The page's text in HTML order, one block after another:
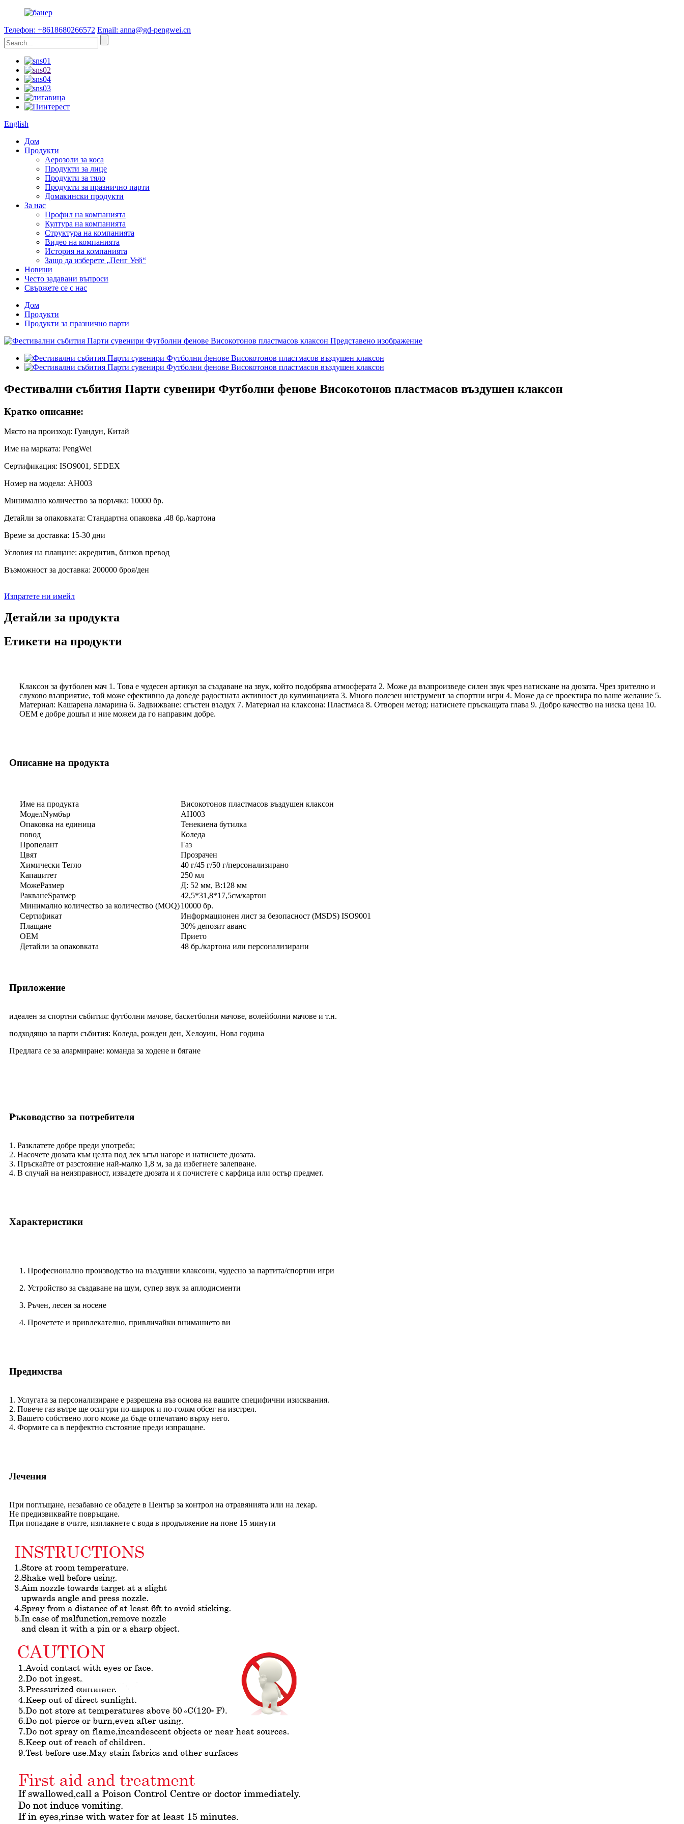
Телефон: +8618680266572 Email: anna@gd-pengwei.cn
English
Дом
Продукти
Аерозоли за коса
Продукти за лице
Продукти за тяло
Продукти за празнично парти
Домакински продукти
За нас
Профил на компанията
Култура на компанията
Структура на компанията
Видео на компанията
История на компанията
Защо да изберете „Пенг Уей“
Новини
Често задавани въпроси
Свържете се с нас
Дом
Продукти
Продукти за празнично парти
Фестивални събития Парти сувенири Футболни фенове Високотонов пластмасов въздушен клаксон
Кратко описание:
Място на произход: Гуандун, Китай
Име на марката: PengWei
Сертификация: ISO9001, SEDEX
Номер на модела: AH003
Минимално количество за поръчка: 10000 бр.
Детайли за опаковката: Стандартна опаковка .48 бр./картона
Време за доставка: 15-30 дни
Условия на плащане: акредитив, банков превод
Възможност за доставка: 200000 броя/ден
Изпратете ни имейл
Детайли за продукта
Етикети на продукти
Клаксон за футболен мач 1. Това е чудесен артикул за създаване на звук, който подобрява атмосферата 2. Може да възпроизведе силен звук чрез натискане на дюзата. Чрез зрително и
слухово възприятие, той може ефективно да доведе радостната активност до кулминацията 3. Много полезен инструмент за спортни игри 4. Може да се проектира по ваше желание 5.
Материал: Кашарена ламарина 6. Задвижване: сгъстен въздух 7. Материал на клаксона: Пластмаса 8. Отворен метод: натиснете пръскащата глава 9. Добро качество на ниска цена 10.
OEM е добре дошъл и ние можем да го направим добре.
Описание на продукта
Име на продукта
Високотонов пластмасов въздушен клаксон
МоделNумбър
AH003
Опаковка на единица
Тенекиена бутилка
повод
Коледа
Пропелант
Газ
Цвят
Прозрачен
Химически Тегло
40 г/45 г/50 г/персонализирано
Капацитет
250 мл
МожеРазмер Д: 52 мм, В:128 мм
PакванеSразмер 42,5*31,8*17,5см/картон
Минимално количество за количество (MOQ)10000 бр.
Сертификат
Информационен лист за безопасност (MSDS) ISO9001
Плащане
30% депозит аванс
OEM
Прието
Детайли за опаковката
48 бр./картона или персонализирани
Приложение
идеален за спортни събития: футболни мачове, баскетболни мачове, волейболни мачове и т.н.
подходящо за парти събития: Коледа, рожден ден, Хелоуин, Нова година
Предлага се за алармиране: команда за ходене и бягане
Ръководство за потребителя
1. Разклатете добре преди употреба;
2. Насочете дюзата към целта под лек ъгъл нагоре и натиснете дюзата.
3. Пръскайте от разстояние най-малко 1,8 м, за да избегнете залепване.
4. В случай на неизправност, извадете дюзата и я почистете с карфица или остър предмет.
Характеристики
1. Професионално производство на въздушни клаксони, чудесно за партита/спортни игри
2. Устройство за създаване на шум, супер звук за аплодисменти
3. Ръчен, лесен за носене
4. Прочетете и привлекателно, привличайки вниманието ви
Предимства
1. Услугата за персонализиране е разрешена въз основа на вашите специфични изисквания.
2. Повече газ вътре ще осигури по-широк и по-голям обсег на изстрел.
3. Вашето собствено лого може да бъде отпечатано върху него.
4. Формите са в перфектно състояние преди изпращане.
Лечения
При поглъщане, незабавно се обадете в Център за контрол на отравянията или на лекар.
Не предизвиквайте повръщане.
При попадане в очите, изплакнете с вода в продължение на поне 15 минути